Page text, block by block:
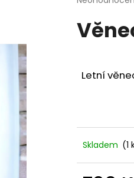
produktu
je
hvězdiček.
Letní
Skladem (1